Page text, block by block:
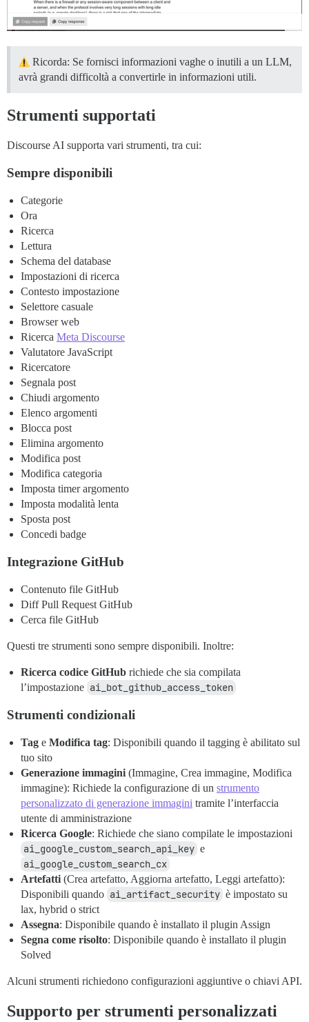
Ricorda: Se fornisci informazioni vaghe o inutili a un LLM,
avrà grandi difficoltà a convertirle in informazioni utili.
Strumenti supportati
Discourse AI supporta vari strumenti, tra cui:
Sempre disponibili
Categorie
Ora
Ricerca
Lettura
Schema del database
Impostazioni di ricerca
Contesto impostazione
Selettore casuale
Browser web
Ricerca Meta Discourse
Valutatore JavaScript
Ricercatore
Segnala post
Chiudi argomento
Elenco argomenti
Blocca post
Elimina argomento
Modifica post
Modifica categoria
Imposta timer argomento
Imposta modalità lenta
Sposta post
Concedi badge
Integrazione GitHub
Contenuto file GitHub
Diff Pull Request GitHub
Cerca file GitHub
Questi tre strumenti sono sempre disponibili. Inoltre:
Ricerca codice GitHub richiede che sia compilata
l’impostazione ai_bot_github_access_token
Strumenti condizionali
Tag e Modifica tag: Disponibili quando il tagging è abilitato sul
tuo sito
Generazione immagini (Immagine, Crea immagine, Modifica
immagine): Richiede la configurazione di un strumento
personalizzato di generazione immagini tramite l’interfaccia
utente di amministrazione
Ricerca Google: Richiede che siano compilate le impostazioni
ai_google_custom_search_api_key e
ai_google_custom_search_cx
Artefatti (Crea artefatto, Aggiorna artefatto, Leggi artefatto):
Disponibili quando ai_artifact_security è impostato su
lax, hybrid o strict
Assegna: Disponibile quando è installato il plugin Assign
Segna come risolto: Disponibile quando è installato il plugin
Solved
Alcuni strumenti richiedono configurazioni aggiuntive o chiavi API.
Supporto per strumenti personalizzati